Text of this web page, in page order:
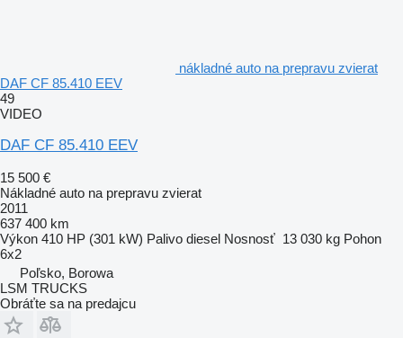
nákladné auto na prepravu zvierat
DAF CF 85.410 EEV
49
VIDEO
DAF CF 85.410 EEV
15 500 €
Nákladné auto na prepravu zvierat
2011
637 400 km
Výkon 410 HP (301 kW) Palivo diesel Nosnosť 13 030 kg Pohon
6x2
Poľsko, Borowa
LSM TRUCKS
Obráťte sa na predajcu